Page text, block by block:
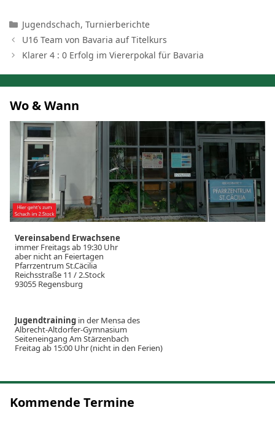
Kategorien
Jugendschach,Turnierberichte
U16 Team von Bavaria auf Titelkurs
Klarer 4 : 0 Erfolg im Viererpokal für Bavaria
Wo & Wann
Vereinsabend Erwachsene
immer Freitags ab 19:30 Uhr
aber nicht an Feiertagen
Pfarrzentrum St.Cäcilia
Reichsstraße 11 / 2.Stock
93055 Regensburg
Jugendtraining in der Mensa des
Albrecht-Altdorfer-Gymnasium
Seiteneingang Am Stärzenbach
Freitag ab 15:00 Uhr (nicht in den Ferien)
Kommende Termine